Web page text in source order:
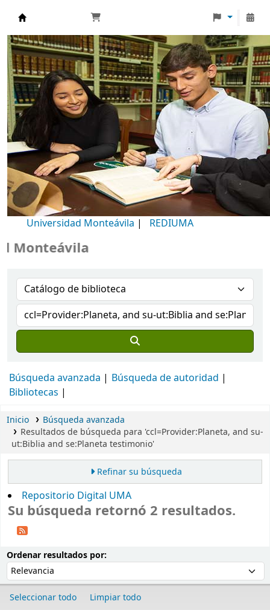
Biblioteca Universidad Monteávila
Universidad Monteávila | REDIUMA
Búsqueda avanzada
Búsqueda de autoridad
Bibliotecas
Inicio
Búsqueda avanzada
Resultados de búsqueda para 'ccl=Provider:Planeta, and su-
ut:Biblia and se:Planeta testimonio'
Refinar su búsqueda
Repositorio Digital UMA
Su búsqueda retornó 2 resultados.
Ordenar resultados por:
Seleccionar todo
Limpiar todo